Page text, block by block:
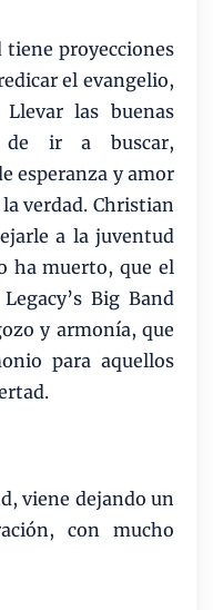
tiene proyecciones
el evangelio,
las buenas
de ir a buscar,
esperanza y amor
verdad. Christian
a la juventud
ha muerto, que el
Big Band
y armonía, que
para aquellos
viene dejando un
con mucho